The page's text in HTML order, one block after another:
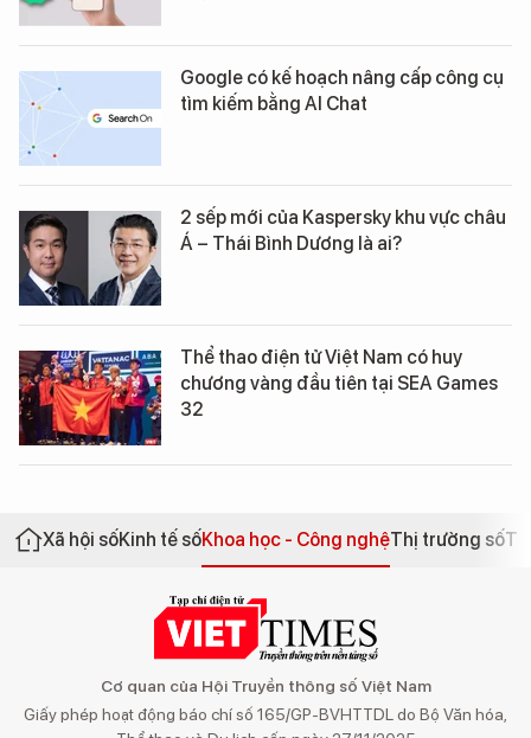
Google có kế hoạch nâng cấp công cụ
tìm kiếm bằng AI Chat
2 sếp mới của Kaspersky khu vực châu
Á – Thái Bình Dương là ai?
Thể thao điện tử Việt Nam có huy
chương vàng đầu tiên tại SEA Games
32
Xã hội sốKinh tế sốKhoa học - Công nghệThị trường số
Cơ quan của Hội Truyền thông số Việt Nam
Giấy phép hoạt động báo chí số 165/GP-BVHTTDL do Bộ Văn hóa,